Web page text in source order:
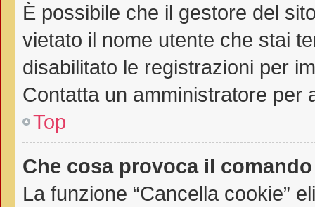
È possibile che il gestore del
vietato il nome utente che stai
disabilitato le registrazioni per
Contatta un amministratore per
Top
Che cosa provoca il
La funzione “Cancella cookie”